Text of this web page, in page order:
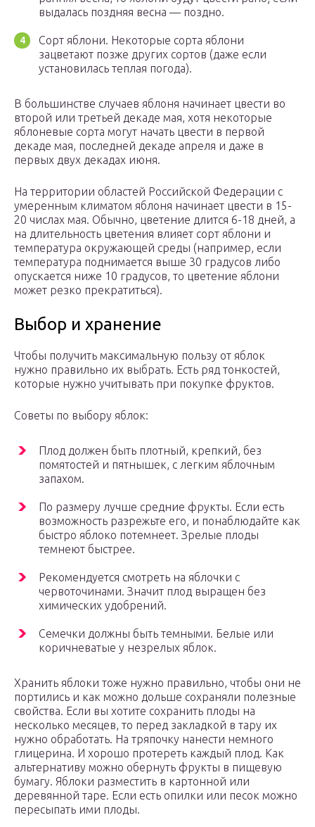
выдалась поздняя весна — поздно.
Сорт яблони. Некоторые сорта яблони
зацветают позже других сортов (даже если
установилась теплая погода).
В большинстве случаев яблоня начинает цвести во
второй или третьей декаде мая, хотя некоторые
яблоневые сорта могут начать цвести в первой
декаде мая, последней декаде апреля и даже в
первых двух декадах июня.
На территории областей Российской Федерации с
умеренным климатом яблоня начинает цвести в 15-
20 числах мая. Обычно, цветение длится 6-18 дней, а
на длительность цветения влияет сорт яблони и
температура окружающей среды (например, если
температура поднимается выше 30 градусов либо
опускается ниже 10 градусов, то цветение яблони
может резко прекратиться).
Выбор и хранение
Чтобы получить максимальную пользу от яблок
нужно правильно их выбрать. Есть ряд тонкостей,
которые нужно учитывать при покупке фруктов.
Советы по выбору яблок:
Плод должен быть плотный, крепкий, без
помятостей и пятнышек, с легким яблочным
запахом.
По размеру лучше средние фрукты. Если есть
возможность разрежьте его, и понаблюдайте как
быстро яблоко потемнеет. Зрелые плоды
темнеют быстрее.
Рекомендуется смотреть на яблочки с
червоточинами. Значит плод выращен без
химических удобрений.
Семечки должны быть темными. Белые или
коричневатые у незрелых яблок.
Хранить яблоки тоже нужно правильно, чтобы они не
портились и как можно дольше сохраняли полезные
свойства. Если вы хотите сохранить плоды на
несколько месяцев, то перед закладкой в тару их
нужно обработать. На тряпочку нанести немного
глицерина. И хорошо протереть каждый плод. Как
альтернативу можно обернуть фрукты в пищевую
бумагу. Яблоки разместить в картонной или
деревянной таре. Если есть опилки или песок можно
пересыпать ими плоды.